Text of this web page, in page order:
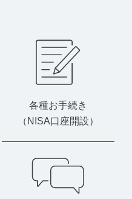
各種お手続き
（NISA口座開設）